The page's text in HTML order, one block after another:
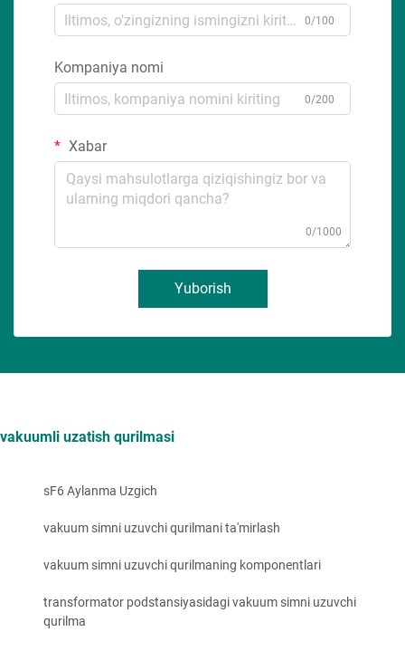
0/100
Kompaniya nomi
0/200
Xabar
0/1000
Yuborish
vakuumli uzatish qurilmasi
sF6 Aylanma Uzgich
vakuum simni uzuvchi qurilmani ta'mirlash
vakuum simni uzuvchi qurilmaning komponentlari
transformator podstansiyasidagi vakuum simni uzuvchi
qurilma